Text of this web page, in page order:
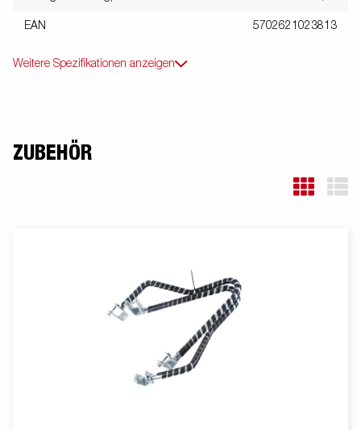
EAN 5702621023813
Weitere Spezifikationen anzeigen
ZUBEHÖR